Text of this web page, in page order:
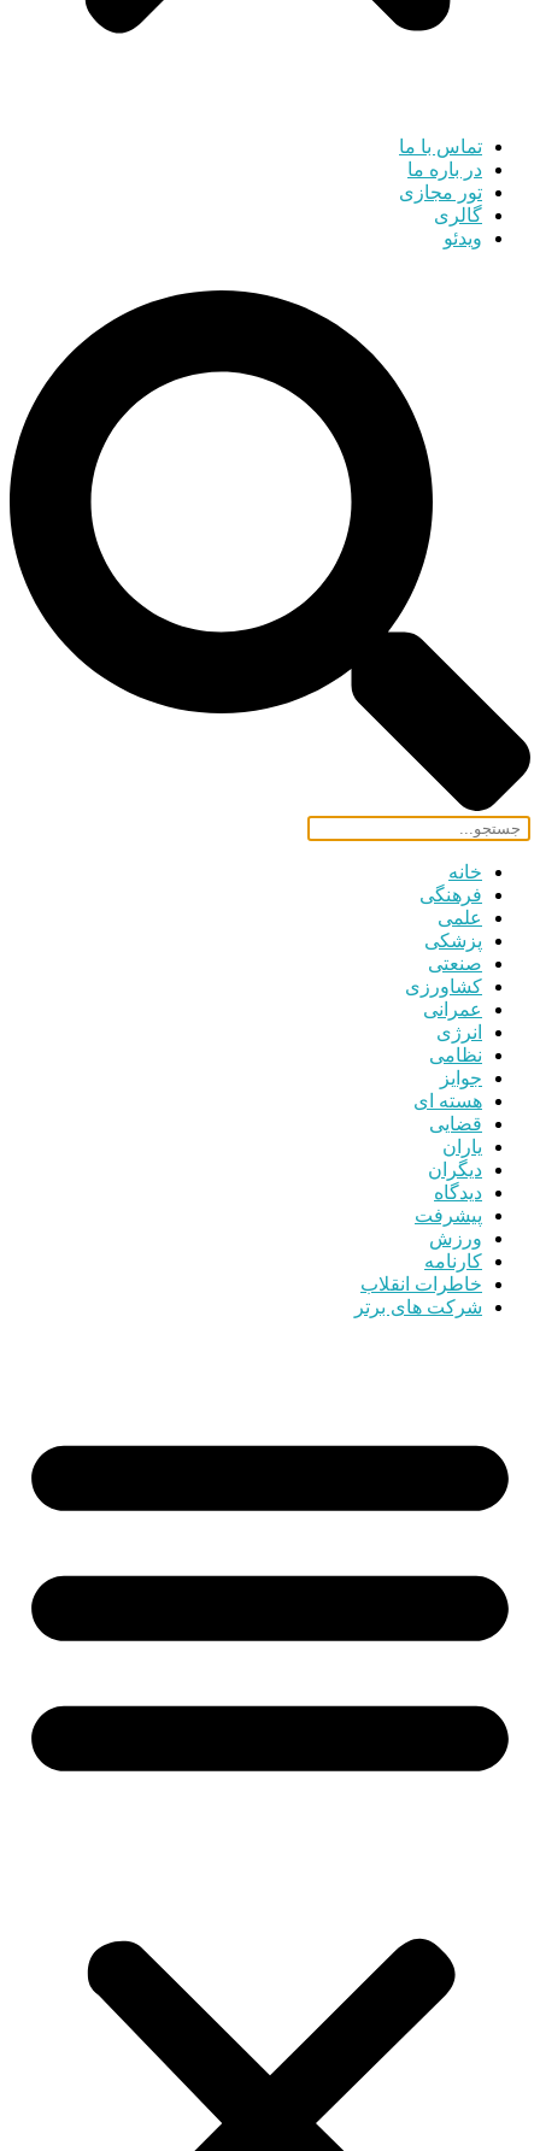
تماس با ما
در باره ما
تور مجازی
گالری
ویدئو
خانه
فرهنگی
علمی
پزشکی
صنعتی
کشاورزی
عمرانی
انرژی
نظامی
جوایز
هسته ای
قضایی
یاران
دیگران
دیدگاه
پیشرفت
ورزش
کارنامه
خاطرات انقلاب
شرکت های برتر